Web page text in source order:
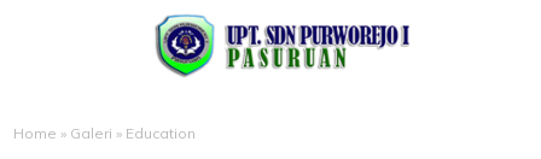
Home » Galeri » Education